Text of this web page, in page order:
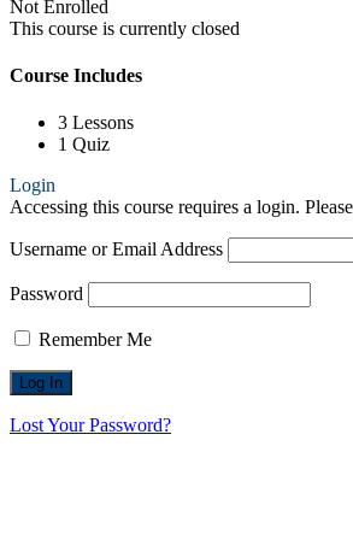
Not Enrolled
This course is currently closed
Course Includes
3 Lessons
1 Quiz
Login
Accessing this course requires a login.
Username or Email Address
Password
Remember Me
Lost Your Password?